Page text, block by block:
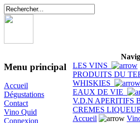
Menu principal
Accueil
Dégustations
Contact
Vino Quid
Connexion
LES VINS
PRODUITS DU
WHISKIES
EAUX DE VIE
V.D.N APERITIFS
CREMES
Accueil